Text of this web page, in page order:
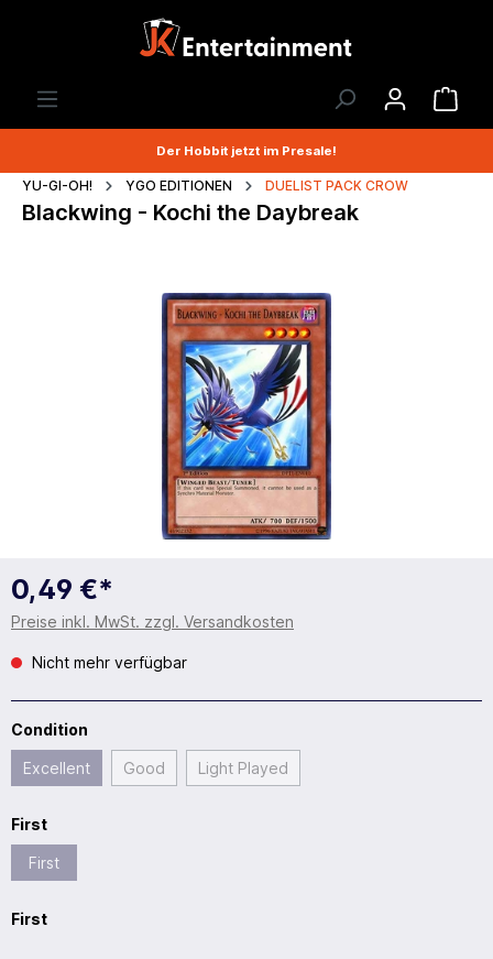
Der Hobbit jetzt im Presale!
YU-GI-OH! YGO EDITIONEN DUELIST PACK CROW
Blackwing - Kochi the Daybreak
0,49 €*
Preise inkl. MwSt. zzgl. Versandkosten
Nicht mehr verfügbar
Condition
Excellent Good Light Played
First
First
First